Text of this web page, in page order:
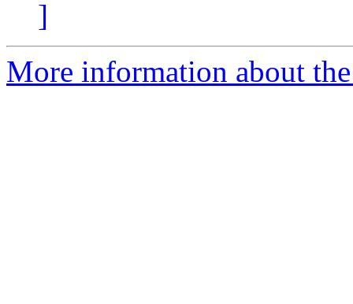
]
More information about